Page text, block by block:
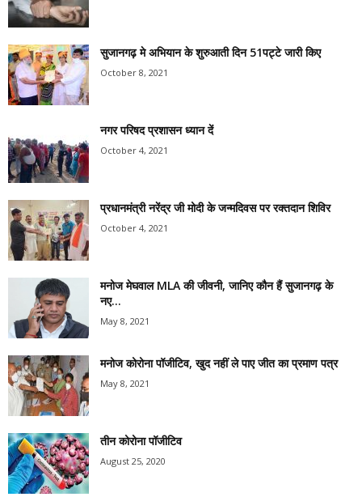
सुजानगढ़ मे अभियान के शुरुआती दिन 51पट्टे जारी किए
October 8, 2021
नगर परिषद प्रशासन ध्यान दें
October 4, 2021
प्रधानमंत्री नरेंद्र जी मोदी के जन्मदिवस पर रक्तदान शिविर
October 4, 2021
मनोज मेघवाल MLA की जीवनी, जानिए कौन हैं सुजानगढ़ के
नए...
May 8, 2021
मनोज कोरोना पॉजीटिव, खुद नहीं ले पाए जीत का प्रमाण पत्र
May 8, 2021
तीन कोरोना पॉजीटिव
August 25, 2020